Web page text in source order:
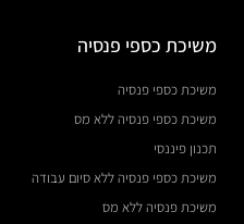
משיכת כספי פנסיה
משיכת כספי פנסיה
משיכת כספי פנסיה ללא מס
תכנון פיננסי
משיכת כספי פנסיה ללא סיום עבודה
משיכת פנסיה ללא מס